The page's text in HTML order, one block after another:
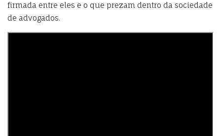
firmada entre eles e o que prezam dentro da sociedade
de advogados.